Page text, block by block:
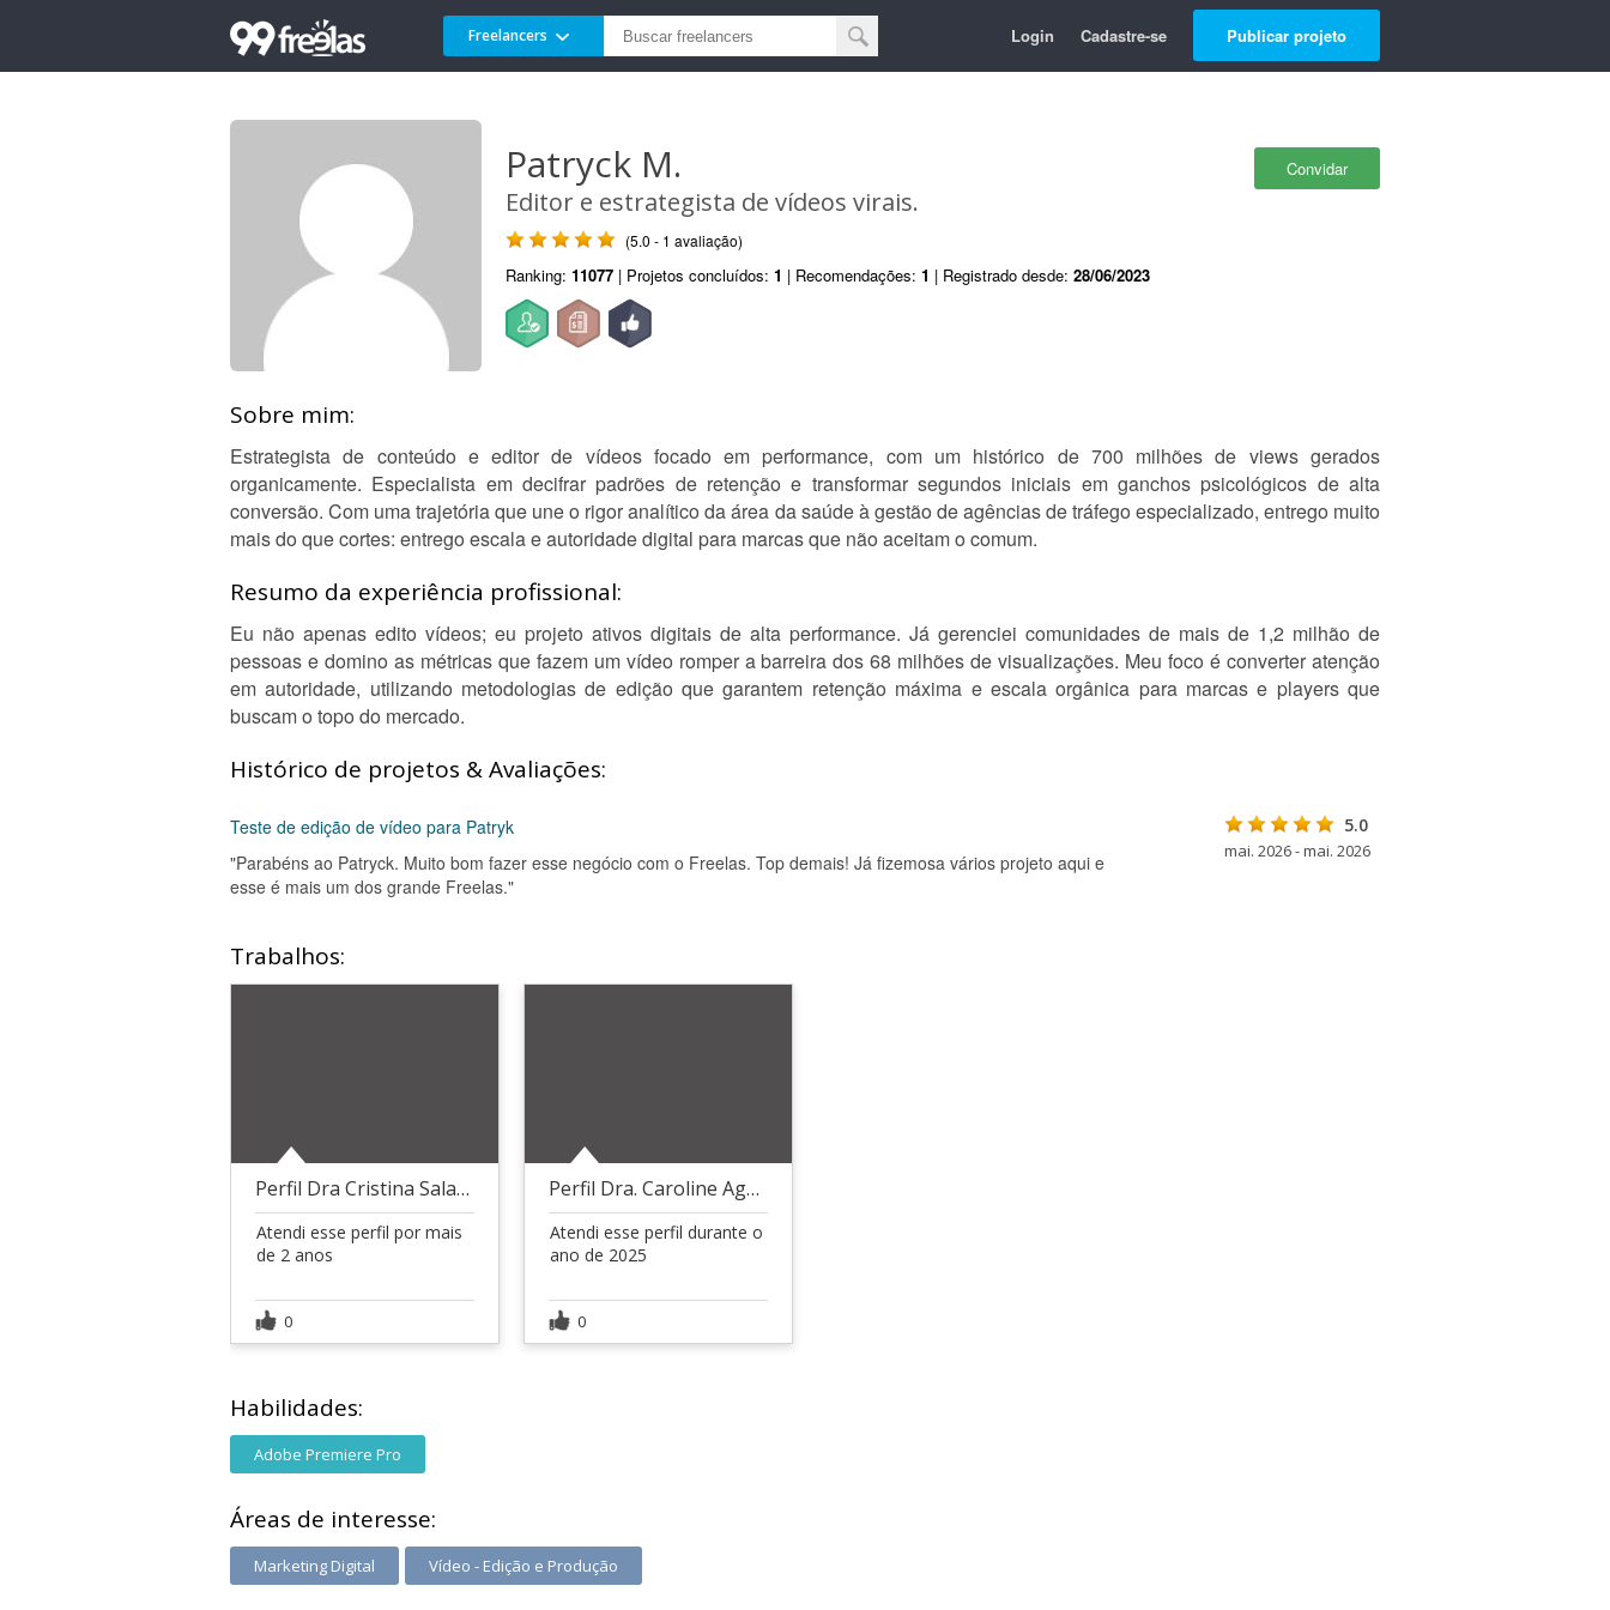
Freelancers Login Cadastre-se Publicar projeto
Convidar
Patryck M.
Editor e estrategista de vídeos virais.
(5.0 - 1 avaliação)
Ranking: 11077 | Projetos concluídos: 1 | Recomendações: 1 | Registrado desde: 28/06/2023
Sobre mim:
Estrategista de conteúdo e editor de vídeos focado em performance, com um histórico de 700 milhões de views gerados
organicamente. Especialista em decifrar padrões de retenção e transformar segundos iniciais em ganchos psicológicos de alta
conversão. Com uma trajetória que une o rigor analítico da área da saúde à gestão de agências de tráfego especializado, entrego muito
mais do que cortes: entrego escala e autoridade digital para marcas que não aceitam o comum.
Resumo da experiência profissional:
Eu não apenas edito vídeos; eu projeto ativos digitais de alta performance. Já gerenciei comunidades de mais de 1,2 milhão de
pessoas e domino as métricas que fazem um vídeo romper a barreira dos 68 milhões de visualizações. Meu foco é converter atenção
em autoridade, utilizando metodologias de edição que garantem retenção máxima e escala orgânica para marcas e players que
buscam o topo do mercado.
Histórico de projetos & Avaliações:
Teste de edição de vídeo para Patryk
"Parabéns ao Patryck. Muito bom fazer esse negócio com o Freelas. Top demais! Já fizemosa vários projeto aqui e
esse é mais um dos grande Freelas."
5.0
mai. 2026 - mai. 2026
Trabalhos:
Perfil Dra Cristina Salaro
Atendi esse perfil por mais
de 2 anos
0
Perfil Dra. Caroline Aguiar
Atendi esse perfil durante o
ano de 2025
0
Habilidades:
Adobe Premiere Pro
Áreas de interesse:
Marketing Digital Vídeo - Edição e Produção